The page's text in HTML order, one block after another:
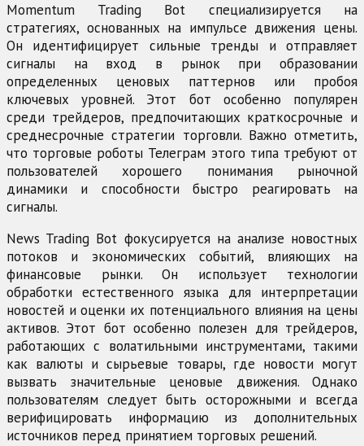
Momentum Trading Bot специализируется на
стратегиях, основанных на импульсе движения цены.
Он идентифицирует сильные тренды и отправляет
сигналы на вход в рынок при образовании
определенных ценовых паттернов или пробоя
ключевых уровней. Этот бот особенно популярен
среди трейдеров, предпочитающих краткосрочные и
среднесрочные стратегии торговли. Важно отметить,
что торговые роботы Телеграм этого типа требуют от
пользователей хорошего понимания рыночной
динамики и способности быстро реагировать на
сигналы.
News Trading Bot фокусируется на анализе новостных
потоков и экономических событий, влияющих на
финансовые рынки. Он использует технологии
обработки естественного языка для интерпретации
новостей и оценки их потенциального влияния на цены
активов. Этот бот особенно полезен для трейдеров,
работающих с волатильными инструментами, такими
как валюты и сырьевые товары, где новости могут
вызвать значительные ценовые движения. Однако
пользователям следует быть осторожными и всегда
верифицировать информацию из дополнительных
источников перед принятием торговых решений.